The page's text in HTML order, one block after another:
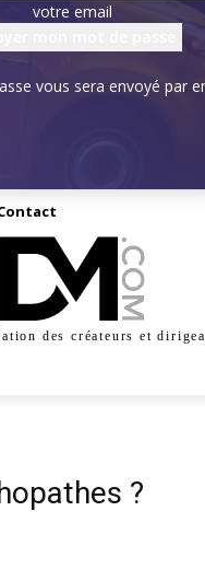
votre email
vous sera envoyé par
des créateurs et
?